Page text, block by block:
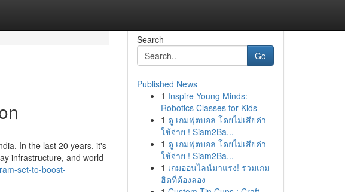
In the last 20 years, it's
infrastructure, and world-
set-to-boost-
Search
Go
Published News
1 Inspire Young Minds:
Robotics Classes for Kids
1 ดู เกมฟุตบอล โดยไม่เสียค่า
ใช้จ่าย ! Siam2Ba...
1 ดู เกมฟุตบอล โดยไม่เสียค่า
ใช้จ่าย ! Siam2Ba...
1 เกมออนไลน์มาแรง! รวมเกม
ฮิตที่ต้องลอง